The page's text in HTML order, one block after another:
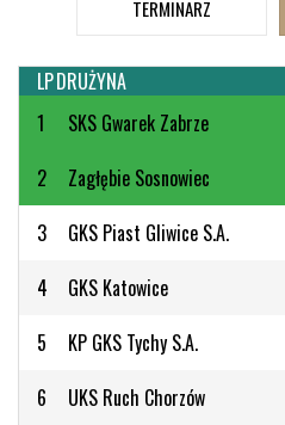
TERMINARZ
LPDRUŻYNA
1
SKS Gwarek Zabrze
2
Zagłębie Sosnowiec
3
GKS Piast Gliwice S.A.
4
GKS Katowice
5
KP GKS Tychy S.A.
6
UKS Ruch Chorzów